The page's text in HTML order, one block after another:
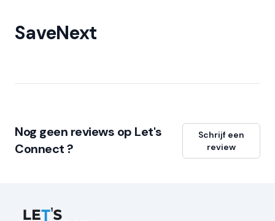
SaveNext
Nog geen reviews op Let's
Connect ?
Schrijf een
review
Let's Connect